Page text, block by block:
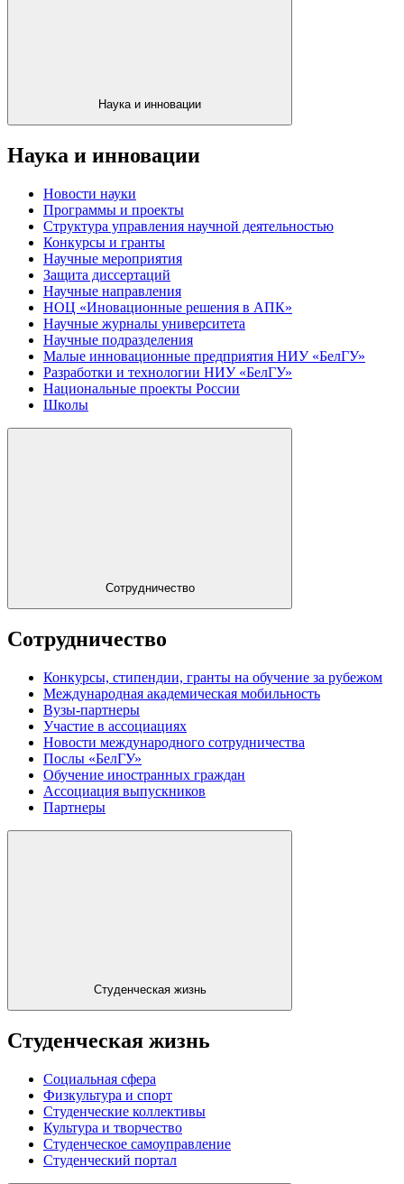
Наука и инновации
Наука и инновации
Новости науки
Программы и проекты
Структура управления научной деятельностью
Конкурсы и гранты
Научные мероприятия
Защита диссертаций
Научные направления
НОЦ «Иновационные решения в АПК»
Научные журналы университета
Научные подразделения
Малые инновационные предприятия НИУ «БелГУ»
Разработки и технологии НИУ «БелГУ»
Национальные проекты России
Школы
Сотрудничество
Сотрудничество
Конкурсы, стипендии, гранты на обучение за рубежом
Международная академическая мобильность
Вузы-партнеры
Участие в ассоциациях
Новости международного сотрудничества
Послы «БелГУ»
Обучение иностранных граждан
Ассоциация выпускников
Партнеры
Студенческая жизнь
Студенческая жизнь
Социальная сфера
Физкультура и спорт
Студенческие коллективы
Культура и творчество
Студенческое самоуправление
Студенческий портал